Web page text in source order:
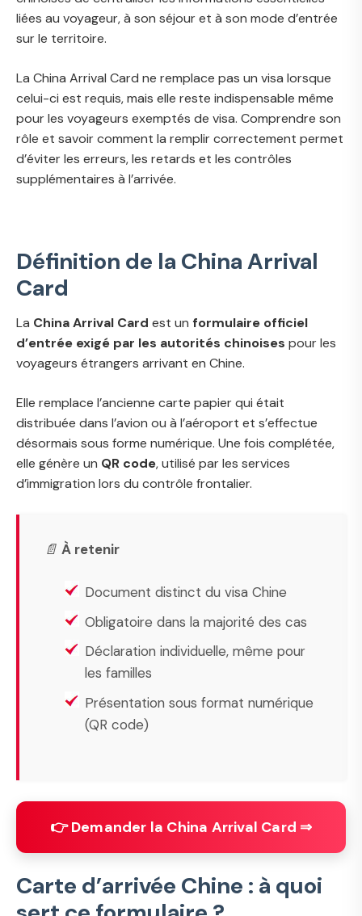
liées au voyageur, à son séjour et à son mode d’entrée
sur le territoire.
La China Arrival Card ne remplace pas un visa lorsque
celui-ci est requis, mais elle reste indispensable même
pour les voyageurs exemptés de visa. Comprendre son
rôle et savoir comment la remplir correctement permet
d’éviter les erreurs, les retards et les contrôles
supplémentaires à l’arrivée.
Définition de la China Arrival
Card
La China Arrival Card est un formulaire officiel
d’entrée exigé par les autorités chinoises pour les
voyageurs étrangers arrivant en Chine.
Elle remplace l’ancienne carte papier qui était
distribuée dans l’avion ou à l’aéroport et s’effectue
désormais sous forme numérique. Une fois complétée,
elle génère un QR code, utilisé par les services
d’immigration lors du contrôle frontalier.
📄 À retenir
Document distinct du visa Chine
Obligatoire dans la majorité des cas
Déclaration individuelle, même pour
les familles
Présentation sous format numérique
(QR code)
👉 Demander la China Arrival Card ⇒
Carte d’arrivée Chine : à quoi